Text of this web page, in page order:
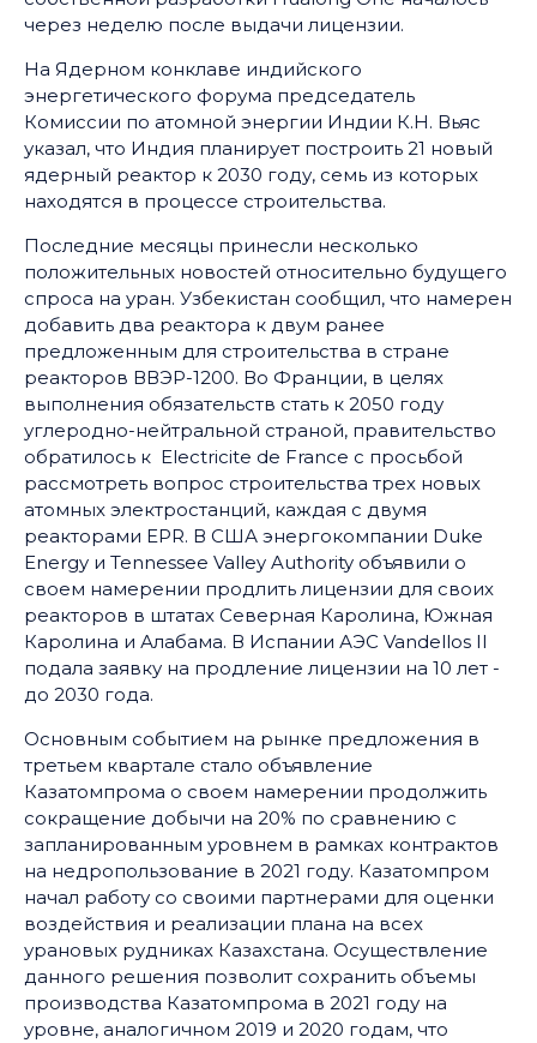
через неделю после выдачи лицензии.
На Ядерном конклаве индийского
энергетического форума председатель
Комиссии по атомной энергии Индии К.Н. Вьяс
указал, что Индия планирует построить 21 новый
ядерный реактор к 2030 году, семь из которых
находятся в процессе строительства.
Последние месяцы принесли несколько
положительных новостей относительно будущего
спроса на уран. Узбекистан сообщил, что намерен
добавить два реактора к двум ранее
предложенным для строительства в стране
реакторов ВВЭР-1200. Во Франции, в целях
выполнения обязательств стать к 2050 году
углеродно-нейтральной страной, правительство
обратилось к Electricite de France с просьбой
рассмотреть вопрос строительства трех новых
атомных электростанций, каждая с двумя
реакторами EPR. В США энергокомпании Duke
Energy и Tennessee Valley Authority объявили о
своем намерении продлить лицензии для своих
реакторов в штатах Северная Каролина, Южная
Каролина и Алабама. В Испании АЭС Vandellos II
подала заявку на продление лицензии на 10 лет -
до 2030 года.
Основным событием на рынке предложения в
третьем квартале стало объявление
Казатомпрома о своем намерении продолжить
сокращение добычи на 20% по сравнению с
запланированным уровнем в рамках контрактов
на недропользование в 2021 году. Казатомпром
начал работу со своими партнерами для оценки
воздействия и реализации плана на всех
урановых рудниках Казахстана. Осуществление
данного решения позволит сохранить объемы
производства Казатомпрома в 2021 году на
уровне, аналогичном 2019 и 2020 годам, что